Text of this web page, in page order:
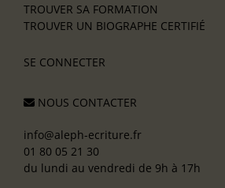
TROUVER SA FORMATION
TROUVER UN BIOGRAPHE CERTIFIÉ
SE CONNECTER
NOUS CONTACTER
info@aleph-ecriture.fr
01 80 05 21 30
du lundi au vendredi de 9h à 17h